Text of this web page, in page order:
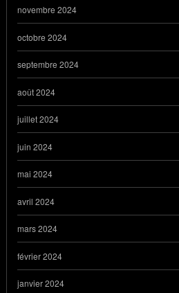
novembre 2024
octobre 2024
septembre 2024
août 2024
juillet 2024
juin 2024
mai 2024
avril 2024
mars 2024
février 2024
janvier 2024